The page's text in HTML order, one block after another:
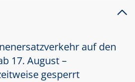
auf den
17. August –
gesperrt